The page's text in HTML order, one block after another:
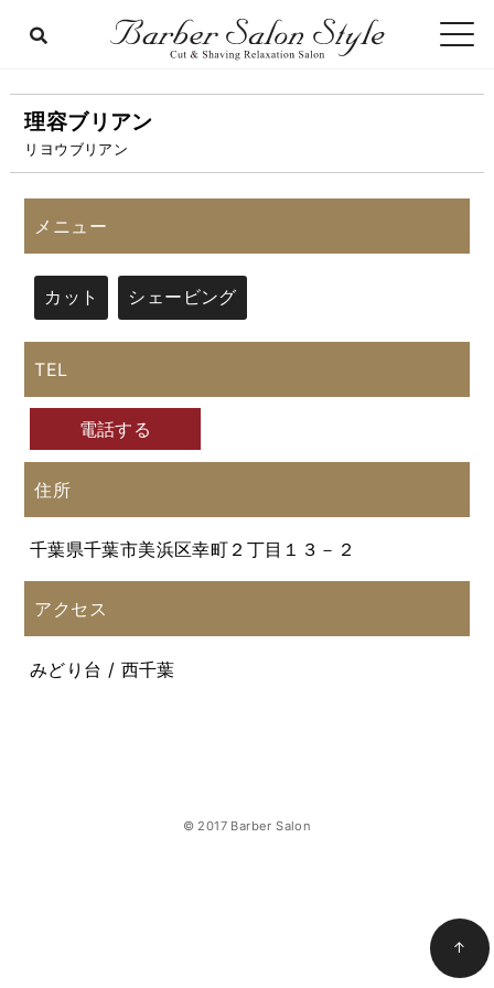
理容ブリアン
リヨウブリアン
メニュー
カット シェービング
TEL
電話する
住所
千葉県千葉市美浜区幸町２丁目１３－２
アクセス
みどり台 / 西千葉
© 2017 Barber Salon
↑